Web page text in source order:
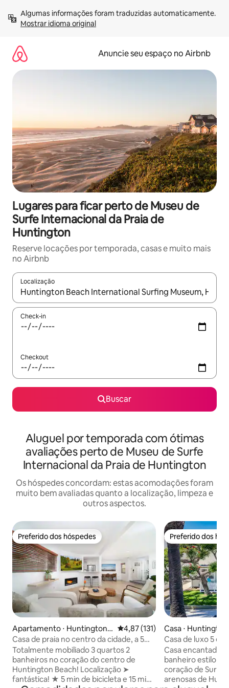
para
Mostrar idioma original
Anuncie seu espaço no Airbnb
Lugares para ficar perto de Museu de
Surfe Internacional da Praia de
Huntington
Reserve locações por temporada, casas e muito mais
no Airbnb
Localização
Quando os resultados estiverem disponíveis, explore-os
Check-in
Checkout
Buscar
Aluguel por temporada com ótimas
avaliações perto de Museu de Surfe
Internacional da Praia de Huntington
Os hóspedes concordam: estas acomodações foram
muito bem avaliadas quanto a localização, limpeza e
outros aspectos.
Preferido dos hóspedes
Preferido dos hóspedes
Apartamento ⋅ Huntington B
each
4,87 de uma avaliação média de
4,87 (131)
Casa de praia no centro da cidade, a 5
minutos da praia! Quintal, churrasco
Totalmente mobiliado 3 quartos 2
banheiros no coração do centro de
Huntington Beach! Localização ➤
fantástica! ★ 5 min de bicicleta e 15 min
Preferido dos
Preferido dos
Casa ⋅
Casa de luxo 5
Huntington Beach
Casa
banheiro estilo
coração de Surf
arenosas de